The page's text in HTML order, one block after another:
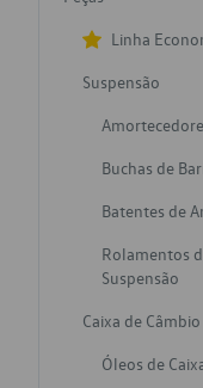
Linha
Suspensão
Buchas de
Batentes de
Rolamentos
Suspensão
Caixa de
Óleos de